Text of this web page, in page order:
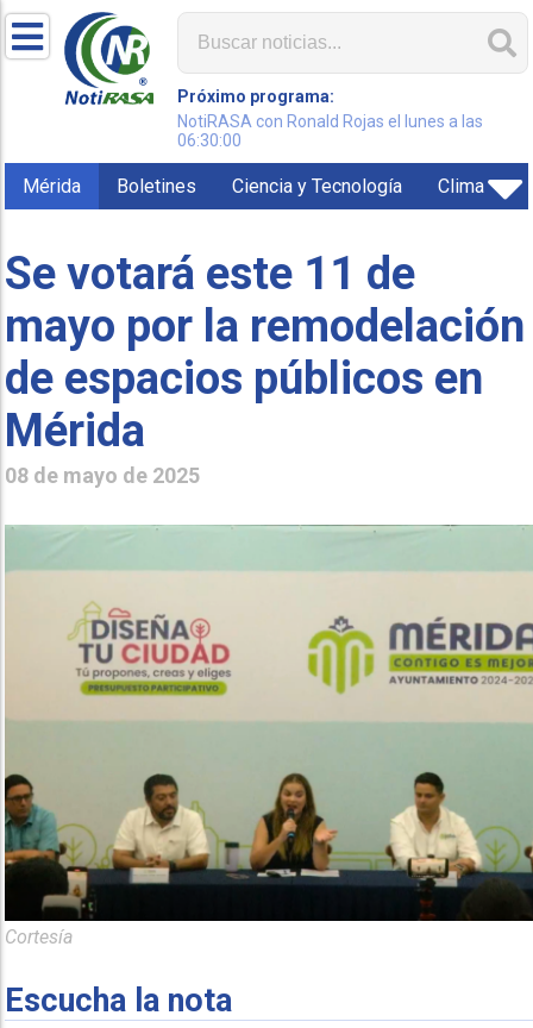
Próximo programa:
NotiRASA con Ronald Rojas el lunes a las
06:30:00
Mérida Boletines Ciencia y Tecnología Clima
Se votará este 11 de
mayo por la remodelación
de espacios públicos en
Mérida
08 de mayo de 2025
Cortesía
Escucha la nota